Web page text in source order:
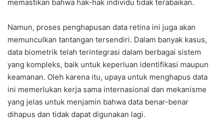
memastikan bahwa hak-hak individu tidak terabaikan.
Namun, proses penghapusan data retina ini juga akan
memunculkan tantangan tersendiri. Dalam banyak kasus,
data biometrik telah terintegrasi dalam berbagai sistem
yang kompleks, baik untuk keperluan identifikasi maupun
keamanan. Oleh karena itu, upaya untuk menghapus data
ini memerlukan kerja sama internasional dan mekanisme
yang jelas untuk menjamin bahwa data benar-benar
dihapus dan tidak dapat digunakan lagi.